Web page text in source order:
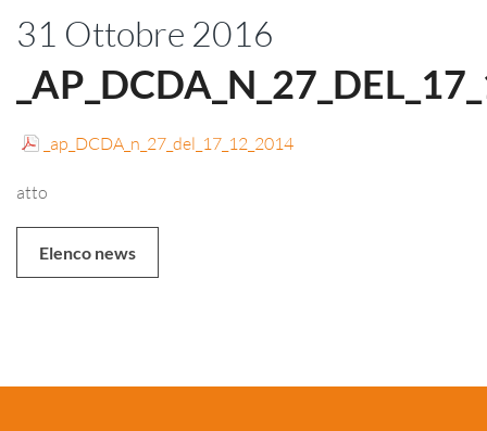
31 Ottobre 2016
_ap_DCDA_n_27_del_17_12_2014
atto
Elenco news